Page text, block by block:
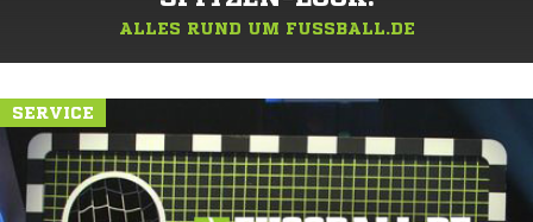
ALLES RUND UM FUSSBALL.DE
SERVICE